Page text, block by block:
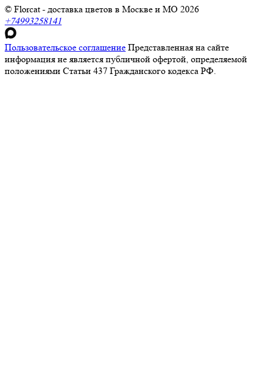
© Florcat - доставка цветов в Москве и МО 2026
+74993258141
Пользовательское соглашение Представленная на сайте
информация не является публичной офертой, определяемой
положениями Статьи 437 Гражданского кодекса РФ.